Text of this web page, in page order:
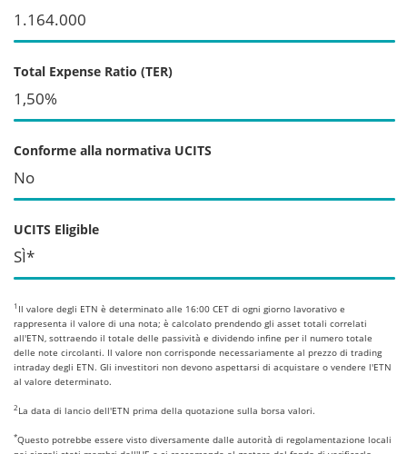
1.164.000
Total Expense Ratio (TER)
1,50%
Conforme alla normativa UCITS
No
UCITS Eligible
SÌ*
1 Il valore degli ETN è determinato alle 16:00 CET di ogni giorno lavorativo e
rappresenta il valore di una nota; è calcolato prendendo gli asset totali correlati
all'ETN, sottraendo il totale delle passività e dividendo infine per il numero totale
delle note circolanti. Il valore non corrisponde necessariamente al prezzo di trading
intraday degli ETN. Gli investitori non devono aspettarsi di acquistare o vendere l'ETN
al valore determinato.
2 La data di lancio dell'ETN prima della quotazione sulla borsa valori.
*Questo potrebbe essere visto diversamente dalle autorità di regolamentazione locali